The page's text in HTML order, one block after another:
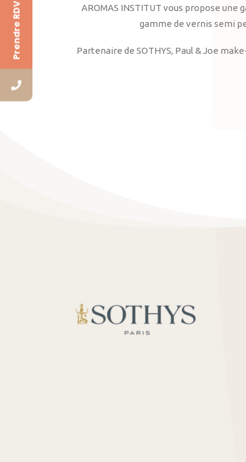
AROMAS INSTITUT vous propose
gamme de vernis semi
Partenaire de SOTHYS, Paul & Joe
Prendre RDV